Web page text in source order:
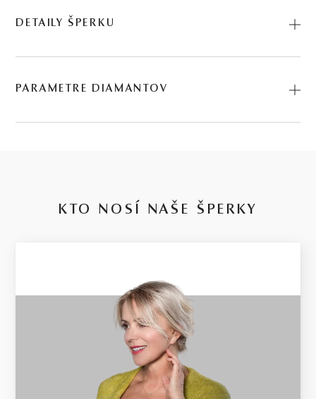
DETAILY ŠPERKU
použili prírodné materiály: ružové zlato, diamant. Kód:
2.65 g
VÁHA
V prípade šperku vyrobeného na mieru sa môže hmotnosť
PARAMETRE DIAMANTOV
KTO NOSÍ NAŠE ŠPERKY